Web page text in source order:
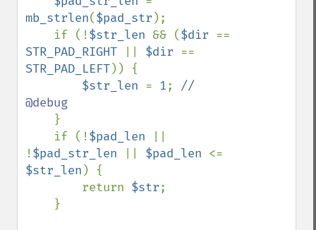
mb_strlen($pad_str );
    if (!
$str_len && ($dir
STR_PAD_RIGHT
$dir
STR_PAD_LEFT)) {
$str_len = 1; //
@debug
}
    if (!
$pad_len
!$pad_str_len $pad_len
$str_len ) {
        return
$str;